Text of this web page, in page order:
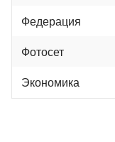
Федерация
Фотосет
Экономика